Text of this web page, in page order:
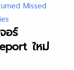
อร์
ใหม่